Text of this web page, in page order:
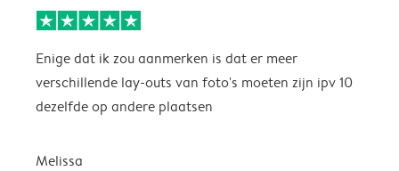
Enige dat ik zou aanmerken is dat er meer
verschillende lay-outs van foto's moeten zijn ipv 10
dezelfde op andere plaatsen
Melissa